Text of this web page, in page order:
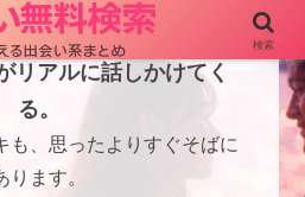
リアルに話しかけてく
る。
も、思ったよりすぐそばに
ります。
検索